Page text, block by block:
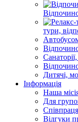
тури,
Дитячі,
Інформація
Наша
Для
Відгуки